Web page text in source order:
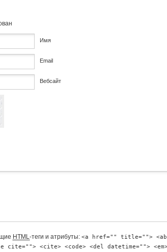
Имя
Email
Вебсайт
HTML-теги и атрибуты: <a href="" title="">
cite=""> <cite> <code> <del datetime="">